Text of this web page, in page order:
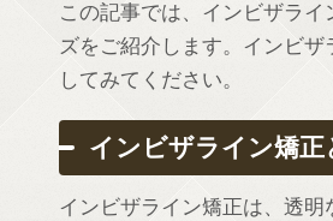
この記事では、インビザラ
ズをご紹介します。インビ
してみてください。
インビザライン矯正
インビザライン矯正は、透